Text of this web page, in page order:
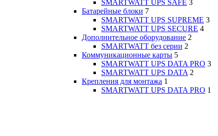
SMARTWATT UPS SAFE 3
Батарейные блоки 7
SMARTWATT UPS SUPREME 3
SMARTWATT UPS SECURE 4
Дополнительное оборудование 2
SMARTWATT без серии 2
Коммуникационные карты 5
SMARTWATT UPS DATA PRO 3
SMARTWATT UPS DATA 2
Крепления для монтажа 1
SMARTWATT UPS DATA PRO 1